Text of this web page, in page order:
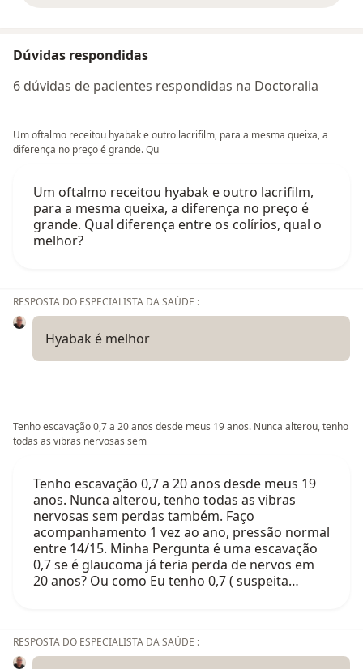
Dúvidas respondidas
6 dúvidas de pacientes respondidas na Doctoralia
Um oftalmo receitou hyabak e outro lacrifilm, para a mesma queixa, a
diferença no preço é grande. Qu
Um oftalmo receitou hyabak e outro lacrifilm,
para a mesma queixa, a diferença no preço é
grande. Qual diferença entre os colírios, qual o
melhor?
RESPOSTA DO ESPECIALISTA DA SAÚDE :
Hyabak é melhor
Tenho escavação 0,7 a 20 anos desde meus 19 anos. Nunca alterou, tenho
todas as vibras nervosas sem
Tenho escavação 0,7 a 20 anos desde meus 19
anos. Nunca alterou, tenho todas as vibras
nervosas sem perdas também. Faço
acompanhamento 1 vez ao ano, pressão normal
entre 14/15. Minha Pergunta é uma escavação
0,7 se é glaucoma já teria perda de nervos em
20 anos? Ou como Eu tenho 0,7 ( suspeita…
RESPOSTA DO ESPECIALISTA DA SAÚDE :